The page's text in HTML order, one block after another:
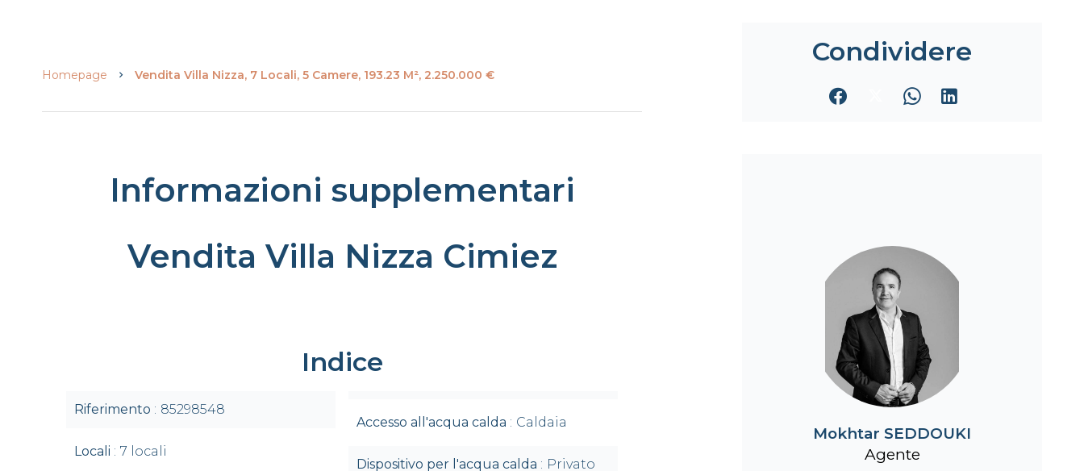
Homepage Vendita Villa Nizza, 7 Locali, 5 Camere, 193.23 M², 2.250.000 €
Informazioni supplementari
Vendita Villa Nizza Cimiez
Indice
Riferimento 85298548
Locali 7 locali
Accesso all'acqua calda Caldaia
Dispositivo per l'acqua calda Privato
Condividere
Mokhtar SEDDOUKI
Agente